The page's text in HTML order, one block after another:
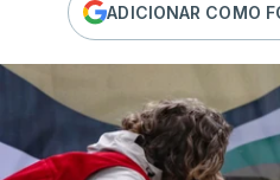
ADICIONAR COMO